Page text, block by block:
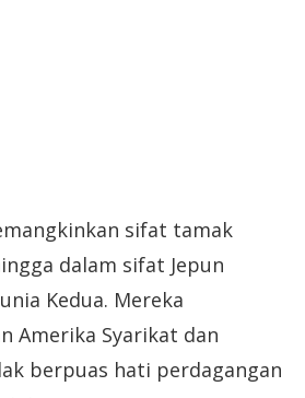
sifat tamak
dalam sifat Jepun
Kedua. Mereka
Amerika Syarikat dan
berpuas hati perdagangan